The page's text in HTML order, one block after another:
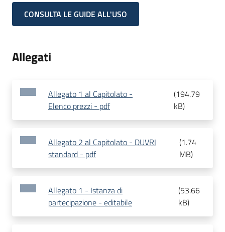
CONSULTA LE GUIDE ALL'USO
Allegati
Allegato 1 al Capitolato -
Elenco prezzi - pdf
(194.79
kB)
Allegato 2 al Capitolato - DUVRI
standard - pdf
(1.74
MB)
Allegato 1 - Istanza di
partecipazione - editabile
(53.66
kB)